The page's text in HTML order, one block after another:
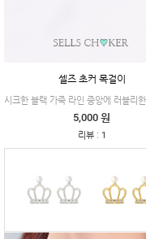
셀즈 초커 목걸이
5,000 원
리뷰: 1